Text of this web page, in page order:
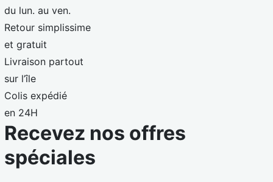
du lun. au ven.
Retour simplissime
et gratuit
Livraison partout
sur l’île
Colis expédié
en 24H
Recevez nos offres
spéciales